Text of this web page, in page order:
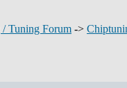
Tuning Forum ->